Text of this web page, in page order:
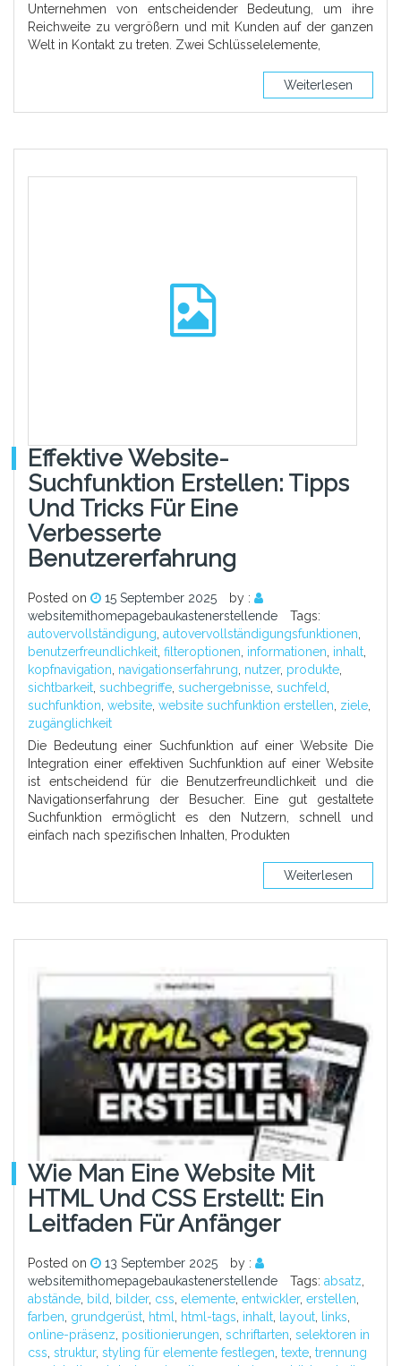
Unternehmen von entscheidender Bedeutung, um ihre
Reichweite zu vergrößern und mit Kunden auf der ganzen
Welt in Kontakt zu treten. Zwei Schlüsselelemente,
Weiterlesen
Effektive Website-
Suchfunktion Erstellen: Tipps
Und Tricks Für Eine
Verbesserte
Benutzererfahrung
Posted on 15 September 2025
by :
websitemithomepagebaukastenerstellende
Tags:
autovervollständigung, autovervollständigungsfunktionen,
benutzerfreundlichkeit, filteroptionen, informationen, inhalt,
kopfnavigation, navigationserfahrung, nutzer, produkte,
sichtbarkeit, suchbegriffe, suchergebnisse, suchfeld,
suchfunktion, website, website suchfunktion erstellen, ziele,
zugänglichkeit
Die Bedeutung einer Suchfunktion auf einer Website Die
Integration einer effektiven Suchfunktion auf einer Website
ist entscheidend für die Benutzerfreundlichkeit und die
Navigationserfahrung der Besucher. Eine gut gestaltete
Suchfunktion ermöglicht es den Nutzern, schnell und
einfach nach spezifischen Inhalten, Produkten
Weiterlesen
Wie Man Eine Website Mit
HTML Und CSS Erstellt: Ein
Leitfaden Für Anfänger
Posted on 13 September 2025
by :
websitemithomepagebaukastenerstellende
Tags: absatz
abstände bild bilder, css elemente entwickler, erstellen
farben grundgerüst html html-tags inhalt layout links
online-präsenz positionierungen schriftarten selektoren in
css struktur, styling für elemente festlegen texte trennung